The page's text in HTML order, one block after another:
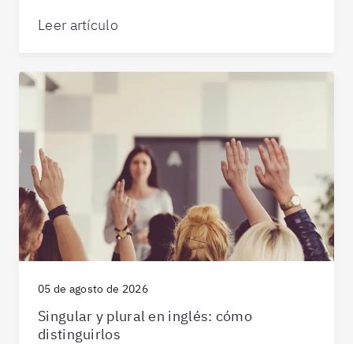
Leer artículo
05 de agosto de 2026
Singular y plural en inglés: cómo
distinguirlos